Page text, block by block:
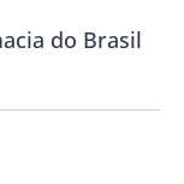
do Brasil